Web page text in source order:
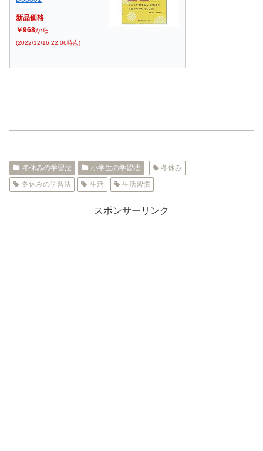
新品価格
￥968から
(2022/12/16 22:06時点)
冬休みの学習法 小学生の学習法
冬休み
冬休みの学習法
生活 生活習慣
スポンサーリンク